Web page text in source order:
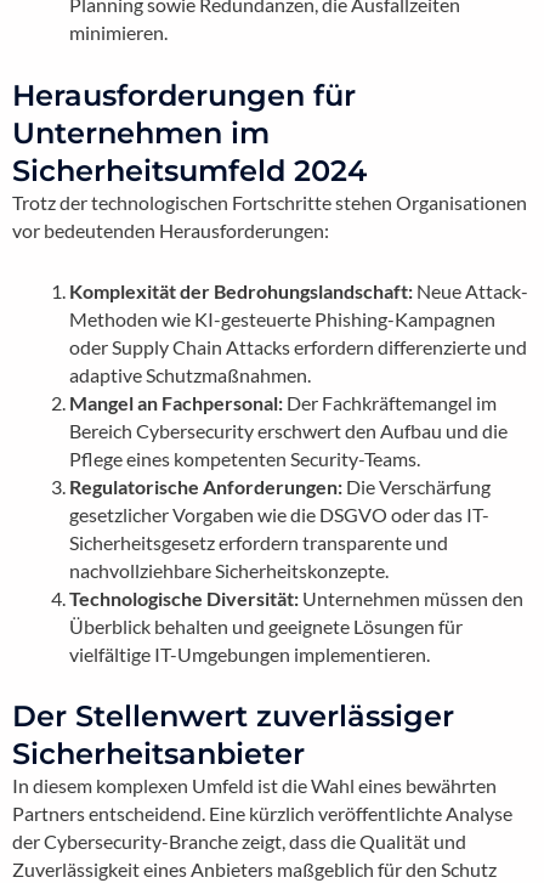
Planning sowie Redundanzen, die Ausfallzeiten
minimieren.
Herausforderungen für
Unternehmen im
Sicherheitsumfeld 2024
Trotz der technologischen Fortschritte stehen Organisationen
vor bedeutenden Herausforderungen:
Komplexität der Bedrohungslandschaft:Neue Attack-
Methoden wie KI-gesteuerte Phishing-Kampagnen
oder Supply Chain Attacks erfordern differenzierte und
adaptive Schutzmaßnahmen.
Mangel an Fachpersonal:Der Fachkräftemangel im
Bereich Cybersecurity erschwert den Aufbau und die
Pflege eines kompetenten Security-Teams.
Regulatorische Anforderungen:Die Verschärfung
gesetzlicher Vorgaben wie die DSGVO oder das IT-
Sicherheitsgesetz erfordern transparente und
nachvollziehbare Sicherheitskonzepte.
Technologische Diversität:Unternehmen müssen den
Überblick behalten und geeignete Lösungen für
vielfältige IT-Umgebungen implementieren.
Der Stellenwert zuverlässiger
Sicherheitsanbieter
In diesem komplexen Umfeld ist die Wahl eines bewährten
Partners entscheidend. Eine kürzlich veröffentlichte Analyse
der Cybersecurity-Branche zeigt, dass die Qualität und
Zuverlässigkeit eines Anbieters maßgeblich für den Schutz